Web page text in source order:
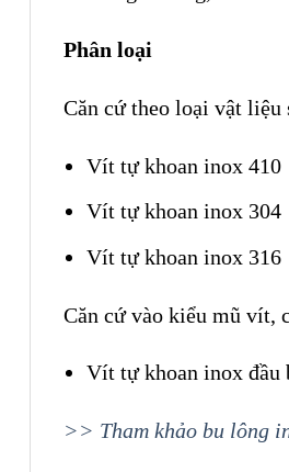
Phân loại
Căn cứ theo loại vật liệu
Vít tự khoan inox 410
Vít tự khoan inox 304
Vít tự khoan inox 316
Căn cứ vào kiểu mũ vít,
Vít tự khoan inox đầu
>> Tham khảo bu lông